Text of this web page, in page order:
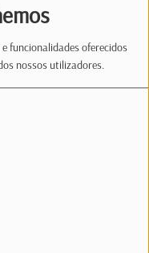
funcionalidades oferecidos
nossos utilizadores.
Showcase com Manuela Rufolo Tp.1 EP.336
e ao seu grande palco
Manuela
a artista,
musical